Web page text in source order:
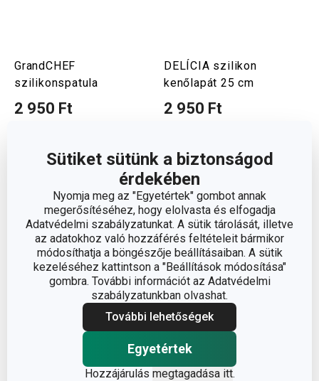
Sütiket sütünk a biztonságod
érdekében
Nyomja meg az "Egyetértek" gombot annak
megerősítéséhez, hogy elolvasta és elfogadja
Adatvédelmi szabályzatunkat. A sütik tárolását, illetve
az adatokhoz való hozzáférés feltételeit bármikor
módosíthatja a böngészője beállításaiban. A sütik
kezeléséhez kattintson a "Beállítások módosítása"
gombra. További információt az Adatvédelmi
szabályzatunkban olvashat.
További lehetőségek
Egyetértek
Hozzájárulás megtagadása itt.
GrandCHEF
szilikonspatula
2 950 Ft
Kosárba
DELÍCIA szilikon
kenőlapát 25 cm
2 950 Ft
Kosárba